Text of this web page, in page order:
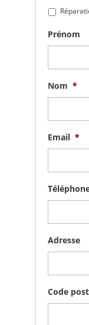
Prénom
Nom *
Email *
Adresse
Code